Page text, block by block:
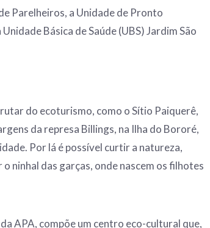
Parelheiros, a Unidade de Pronto
Básica de Saúde (UBS) Jardim São
do ecoturismo, como o Sítio Paiquerê,
da represa Billings, na Ilha do Bororé,
Por lá é possível curtir a natureza,
ninhal das garças, onde nascem os filhotes
APA, compõe um centro eco-cultural que,